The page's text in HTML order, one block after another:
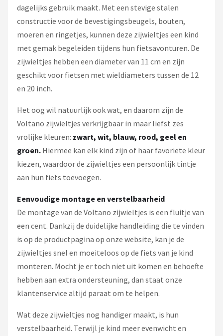
dagelijks gebruik maakt. Met een stevige stalen
constructie voor de bevestigingsbeugels, bouten,
moeren en ringetjes, kunnen deze zijwieltjes een kind
met gemak begeleiden tijdens hun fietsavonturen. De
zijwieltjes hebben een diameter van 11 cm en zijn
geschikt voor fietsen met wieldiameters tussen de 12
en 20 inch.
Het oog wil natuurlijk ook wat, en daarom zijn de
Voltano zijwieltjes verkrijgbaar in maar liefst zes
vrolijke kleuren: zwart, wit, blauw, rood, geel en
groen. Hiermee kan elk kind zijn of haar favoriete kleur
kiezen, waardoor de zijwieltjes een persoonlijk tintje
aan hun fiets toevoegen.
Eenvoudige montage en verstelbaarheid
De montage van de Voltano zijwieltjes is een fluitje van
een cent. Dankzij de duidelijke handleiding die te vinden
is op de productpagina op onze website, kan je de
zijwieltjes snel en moeiteloos op de fiets van je kind
monteren. Mocht je er toch niet uit komen en behoefte
hebben aan extra ondersteuning, dan staat onze
klantenservice altijd paraat om te helpen.
Wat deze zijwieltjes nog handiger maakt, is hun
verstelbaarheid. Terwijl je kind meer evenwicht en